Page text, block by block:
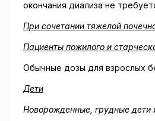
окончания диализа не
При сочетании тяжелой
Пациенты пожилого и
Обычные дозы для взрослых
Дети
Новорожденные, грудные дети